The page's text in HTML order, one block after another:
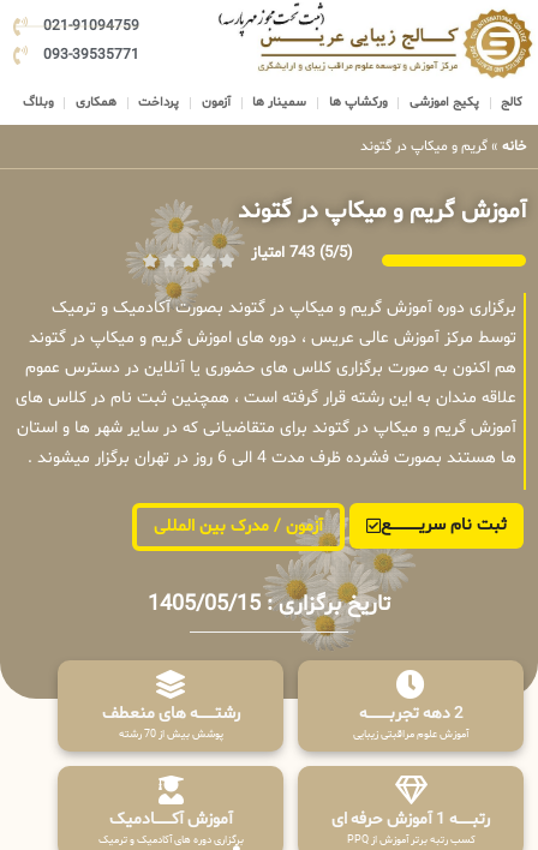
021-91094759
093-39535771
کالج پکیج اموزشی ورکشاپ ها سمینار ها آزمون پرداخت همکاری وبلاگ
خانه » گریم و میکاپ در گتوند
آموزش گریم و میکاپ در گتوند
(5/5) 743 امتیاز
برگزاری دوره آموزش گریم و میکاپ در گتوند بصورت آکادمیک و ترمیک
توسط مرکز آموزش عالی عریس ، دوره های اموزش گریم و میکاپ در گتوند
هم اکنون به صورت برگزاری کلاس های حضوری یا آنلاین در دسترس عموم
علاقه مندان به این رشته قرار گرفته است ، همچنین ثبت نام در کلاس های
آموزش گریم و میکاپ در گتوند برای متقاضیانی که در سایر شهر ها و استان
ها هستند بصورت فشرده ظرف مدت 4 الی 6 روز در تهران برگزار میشوند .
ثبت نام سریــــــــــــع آزمون / مدرک بین المللی
تاریخ برگزاری : 1405/05/15
2 دهه تجربـــــــــه
آموزش علوم مراقبتی زیبایی
رشتـــــــه های منعطف
پوشش بیش از 70 رشته
رتبــــــه 1 آموزش حرفه ای
کسب رتبه برتر آموزش از PPQ
آموزش آکـــــــادمیک
برگزاری دوره های آکادمیک و ترمیک